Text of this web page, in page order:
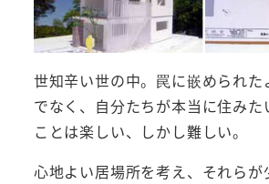
世知辛い世の中。罠に嵌められた
でなく、自分たちが本当に住みた
ことは楽しい、しかし難しい。
心地よい居場所を考え、それらが